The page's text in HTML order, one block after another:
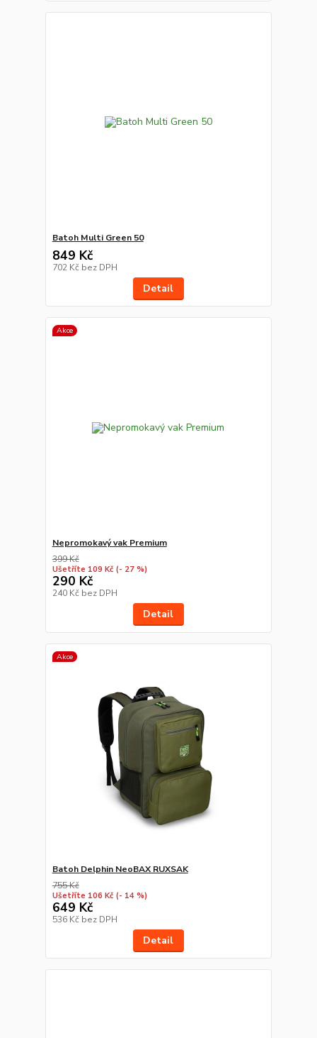
Batoh Multi Green 50
849 Kč
702 Kč bez DPH
Detail
Akce
Nepromokavý vak Premium
399 Kč
Ušetříte 109 Kč (- 27 %)
290 Kč
240 Kč bez DPH
Detail
Akce
Batoh Delphin NeoBAX RUXSAK
755 Kč
Ušetříte 106 Kč (- 14 %)
649 Kč
536 Kč bez DPH
Detail